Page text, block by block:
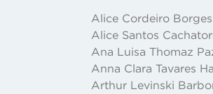
Alice Cordeiro
Alice Santos
Ana Luisa Thomaz
Anna Clara Tavares
Arthur Levinski